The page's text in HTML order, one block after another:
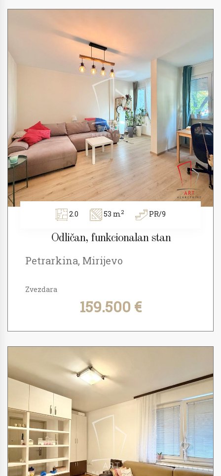
2.0 53 m2 PR/9
Odličan, funkcionalan stan
Petrarkina, Mirijevo
Zvezdara
159.500 €